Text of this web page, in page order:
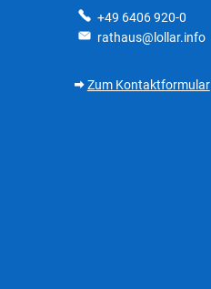
+49 6406 920-0
rathaus@lollar.info
Zum Kontaktformular